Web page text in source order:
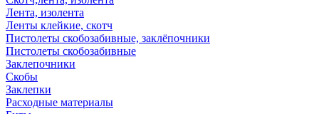
Лента, изолента
Ленты клейкие, скотч
Пистолеты скобозабивные, заклёпочники
Пистолеты скобозабивные
Заклепочники
Скобы
Заклепки
Расходные материалы